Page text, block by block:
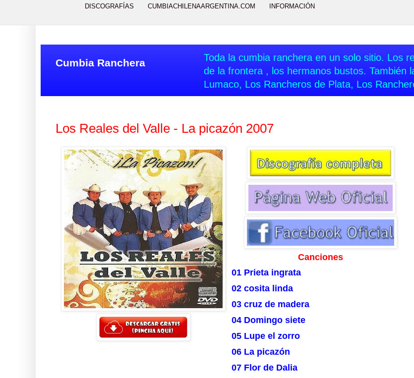
DISCOGRAFÍAS CUMBIACHILENAARGENTINA.COM INFORMACIÓN
Cumbia Ranchera
Toda la cumbia ranchera en un solo sitio. Los
de la frontera , los hermanos bustos. También
Lumaco, Los Rancheros de Plata, Los
Los Reales del Valle - La picazón 2007
Canciones
01 Prieta ingrata
02 cosita linda
03 cruz de madera
04 Domingo siete
05 Lupe el zorro
06 La picazón
07 Flor de Dalia